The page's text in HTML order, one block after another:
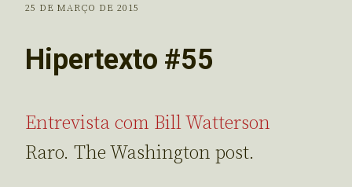
25 DE MARÇO DE 2015
Hipertexto #55
Entrevista com Bill Watterson
Raro. The Washington post.